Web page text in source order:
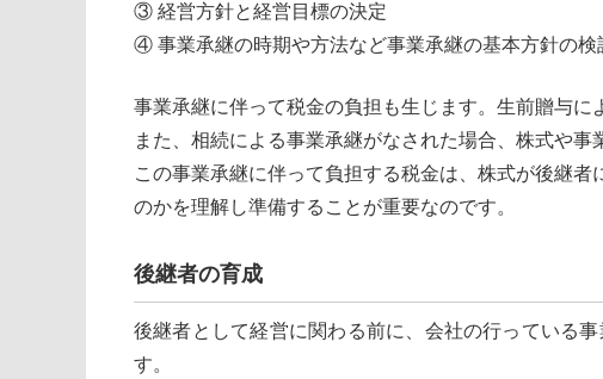
③ 経営方針と経営目標の決定
④ 事業承継の時期や方法など事業承継の基本方針の検
事業承継に伴って税金の負担も生じます。生前贈与に
また、相続による事業承継がなされた場合、株式や
この事業承継に伴って負担する税金は、株式が後継
のかを理解し準備することが重要なのです。
後継者の育成
後継者として経営に関わる前に、会社の行っている
す。